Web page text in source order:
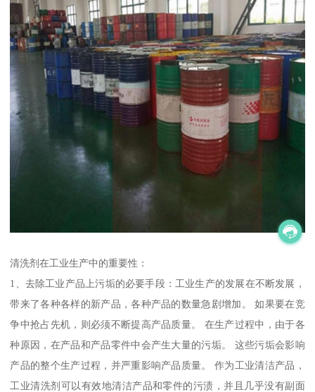
清洗剂在工业生产中的重要性：
1、去除工业产品上污垢的必要手段：工业生产的发展在不断发展，
带来了各种各样的新产品，各种产品的数量急剧增加。 如果要在竞
争中抢占先机，则必须不断提高产品质量。 在生产过程中，由于各
种原因，在产品和产品零件中会产生大量的污垢。 这些污垢会影响
产品的整个生产过程，并严重影响产品质量。 作为工业清洁产品，
工业清洗剂可以有效地清洁产品和零件的污渍，并且几乎没有副面